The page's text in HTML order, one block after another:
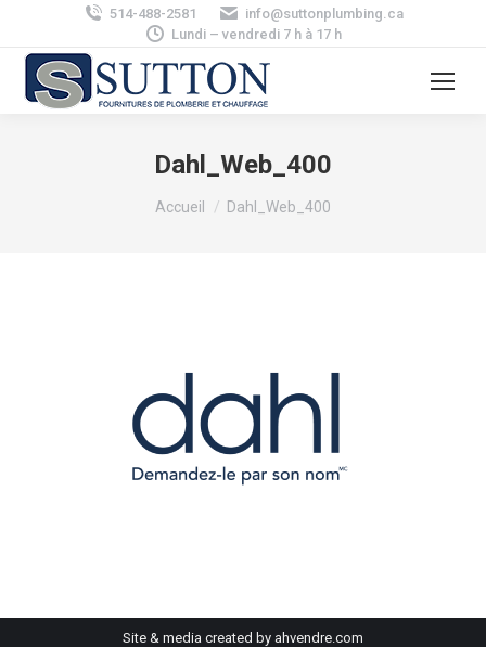
514-488-2581
info@suttonplumbing.ca
Lundi – vendredi 7 h à 17 h
Dahl_Web_400
Vous êtes ici :
Accueil Dahl_Web_400
Site & media created by ahvendre.com